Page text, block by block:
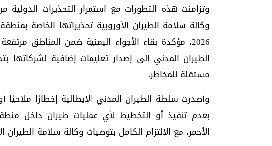
وتزامنت هذه التطورات مع استمرار التحذيرات الدولية
2026، مؤكدة بقاء الأجواء اليمنية ضمن المناطق
الطيران المدني إلى إصدار تعليمات إضافية لشركاتها
مستقلة للمخاطر.
وأصدرت سلطة الطيران المدني الإيطالية إخطارًا
بعدم تنفيذ أو التخطيط لأي عمليات طيران داخل
الأحمر، مع الالتزام الكامل بتوصيات وكالة سلامة الطيران